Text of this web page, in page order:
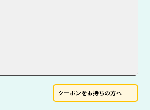
クーポンをお持ちの方へ